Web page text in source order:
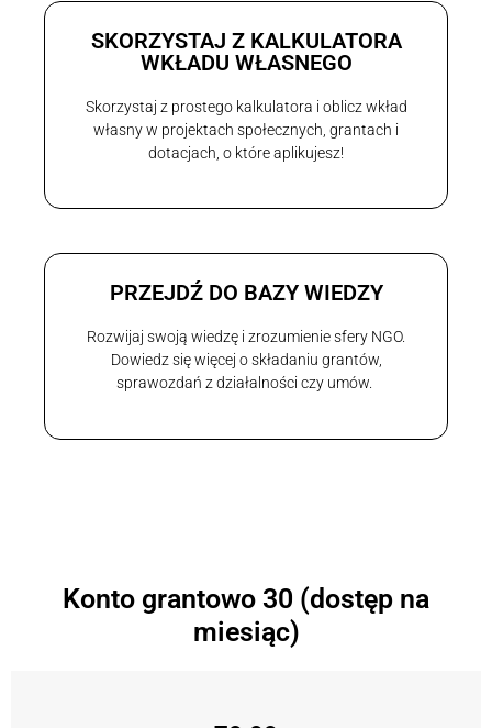
SKORZYSTAJ Z KALKULATORA
WKŁADU WŁASNEGO
Skorzystaj z prostego kalkulatora i oblicz wkład
własny w projektach społecznych, grantach i
dotacjach, o które aplikujesz!
PRZEJDŹ DO BAZY WIEDZY
Rozwijaj swoją wiedzę i zrozumienie sfery NGO.
Dowiedz się więcej o składaniu grantów,
sprawozdań z działalności czy umów.
Konto grantowo 30 (dostęp na
miesiąc)